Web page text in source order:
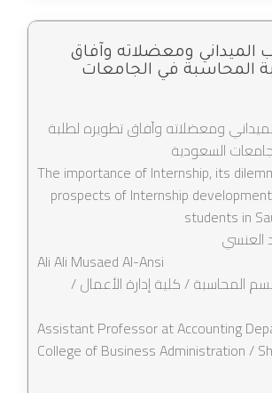
الميداني ومعضلاته وآفاق
المحاسبة في الجامعات
ومعضلاته وآفاق تطويره لطلبة
السعودية
The importance of Internship, its
prospects of Internship
students in
Ali Ali Musaed Al-Ansi
المحاسبة / كلية إدارة الأعمال /
Assistant Professor at Accounting
College of Business Administration /